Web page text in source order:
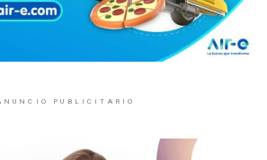
PUBLICITARIO